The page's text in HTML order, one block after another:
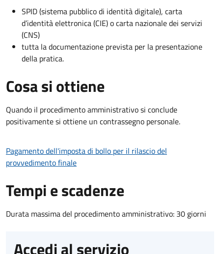
SPID (sistema pubblico di identità digitale), carta
d’identità elettronica (CIE) o carta nazionale dei servizi
(CNS)
tutta la documentazione prevista per la presentazione
della pratica.
Cosa si ottiene
Quando il procedimento amministrativo si conclude
positivamente si ottiene un contrassegno personale.
Pagamento dell'imposta di bollo per il rilascio del
provvedimento finale
Tempi e scadenze
Durata massima del procedimento amministrativo: 30 giorni
Accedi al servizio